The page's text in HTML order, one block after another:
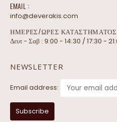
EMAIL :
info@deverakis.com
ΗΜΕΡΕΣ/ΩΡΕΣ ΚΑΤΑΣΤΗΜΑΤΟΣ
Δευτ - Σαβ : 9:00 - 14:30 / 17:30 -
NEWSLETTER
Email address: